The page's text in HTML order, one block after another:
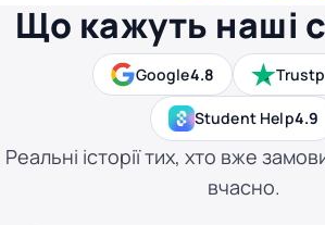
Google4.8
Student Help4.9
Що кажуть наші
Реальні історії тих, хто вже
вчасно.